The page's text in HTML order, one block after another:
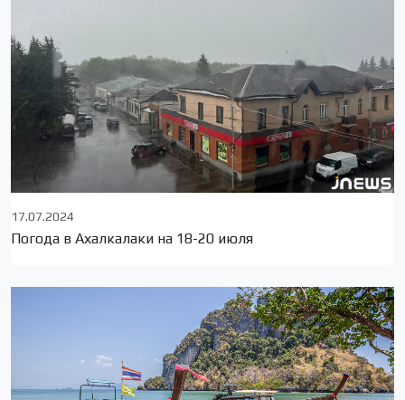
17.07.2024
Погода в Ахалкалаки на 18-20 июля